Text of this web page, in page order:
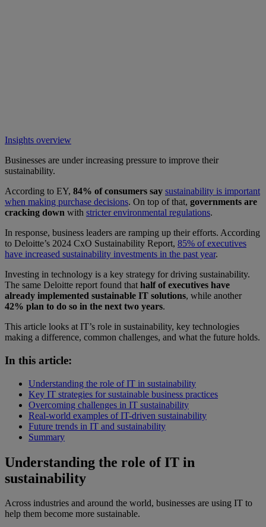
Insights overview
Businesses are under increasing pressure to improve their
sustainability.
According to EY, 84% of consumers say sustainability is important
when making purchase decisions. On top of that, governments are
cracking down with stricter environmental regulations.
In response, business leaders are ramping up their efforts. According
to Deloitte’s 2024 CxO Sustainability Report, 85% of executives
have increased sustainability investments in the past year.
Investing in technology is a key strategy for driving sustainability.
The same Deloitte report found that half of executives have
already implemented sustainable IT solutions, while another
42% plan to do so in the next two years.
This article looks at IT’s role in sustainability, key technologies
making a difference, common challenges, and what the future holds.
In this article:
Understanding the role of IT in sustainability
Key IT strategies for sustainable business practices
Overcoming challenges in IT sustainability
Real-world examples of IT-driven sustainability
Future trends in IT and sustainability
Summary
Understanding the role of IT in
sustainability
Across industries and around the world, businesses are using IT to
help them become more sustainable.